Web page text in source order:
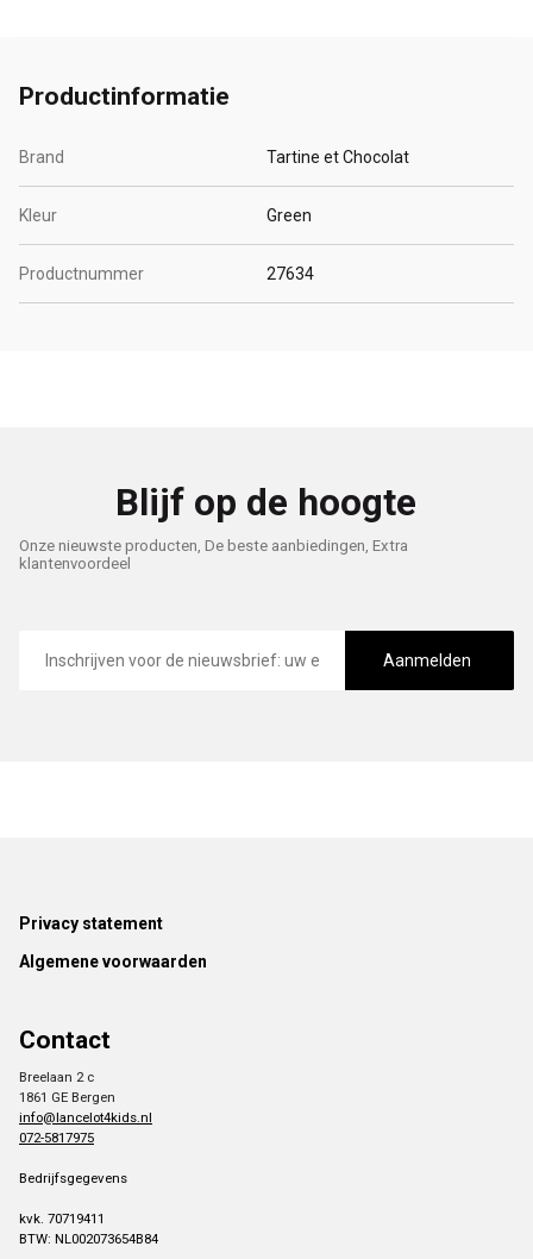
Productinformatie
Brand Tartine et Chocolat
Kleur Green
Productnummer 27634
Blijf op de hoogte
Onze nieuwste producten, De beste aanbiedingen, Extra
klantenvoordeel
mailadres
Aanmelden
Footer
Privacy statement
Algemene voorwaarden
Contact
Breelaan 2 c
1861 GE Bergen
info@lancelot4kids.nl
072-5817975
Bedrijfsgegevens
kvk. 70719411
BTW: NL002073654B84